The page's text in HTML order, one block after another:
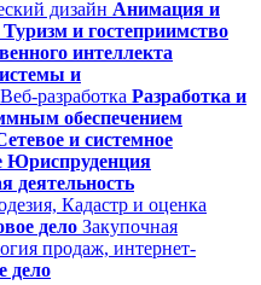
дизайн Анимация и
Туризм и гостеприимство
интеллекта
и
Веб-разработка Разработка и
обеспечением
и системное
Юриспруденция
деятельность
Кадастр и оценка
дело Закупочная
продаж, интернет-
дело